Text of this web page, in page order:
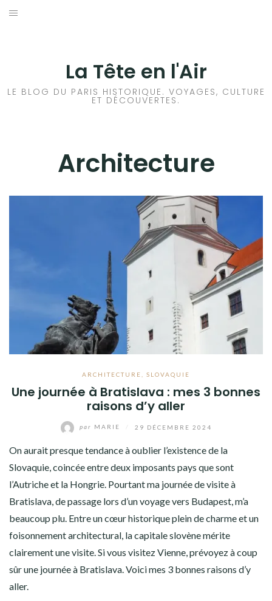
Aller
La Tête en l'Air
LE BLOG DU PARIS HISTORIQUE. VOYAGES, CULTURE
ET DÉCOUVERTES.
Architecture
ARCHITECTURE SLOVAQUIE
Une journée à Bratislava : mes 3 bonnes
raisons d’y aller
par MARIE 29 DÉCEMBRE 2024
On aurait presque tendance à oublier l’existence de la
Slovaquie, coincée entre deux imposants pays que sont
l’Autriche et la Hongrie. Pourtant ma journée de visite à
Bratislava, de passage lors d’un voyage vers Budapest, m’a
beaucoup plu. Entre un cœur historique plein de charme et un
foisonnement architectural, la capitale slovène mérite
clairement une visite. Si vous visitez Vienne, prévoyez à coup
sûr une journée à Bratislava. Voici mes 3 bonnes raisons d’y
aller.
HISTOIRES EN ILE DE FRANCE